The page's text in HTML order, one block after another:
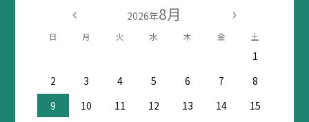
2026年8月
日 月 火 水 木 金 土
1
2
3 4 5 6 7
8
9
10 11 12 13 14
15